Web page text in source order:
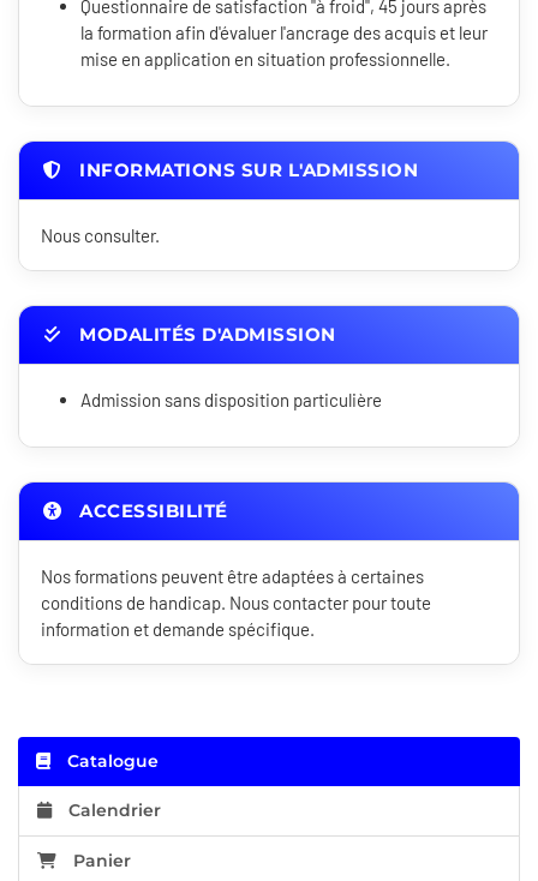
Questionnaire de satisfaction "à froid", 45 jours après
la formation afin d'évaluer l'ancrage des acquis et leur
mise en application en situation professionnelle.
INFORMATIONS SUR L'ADMISSION
Nous consulter.
MODALITÉS D'ADMISSION
Admission sans disposition particulière
ACCESSIBILITÉ
Nos formations peuvent être adaptées à certaines
conditions de handicap. Nous contacter pour toute
information et demande spécifique.
Catalogue
Calendrier
Panier